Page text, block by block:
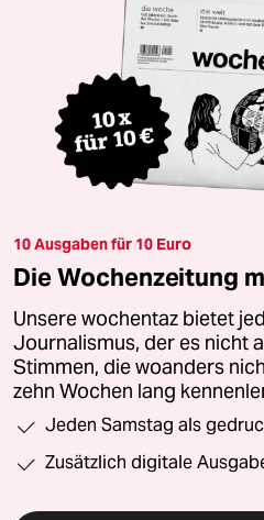
10 Ausgaben für 10 Euro
Die Wochenzeitung
Unsere wochentaz bietet
Journalismus, der es nicht
Stimmen, die woanders
zehn Wochen lang
Jeden Samstag als
Zusätzlich digitale